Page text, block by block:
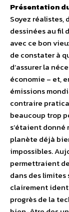
Présentation
Soyez réalistes,
dessinées au fil
avec ce bon
de constater à
d’assurer la
économie – et,
émissions
contraire
beaucoup trop
s’étaient donné
planète déjà
impossibles.
permettraient
dans des
clairement
progrès de la